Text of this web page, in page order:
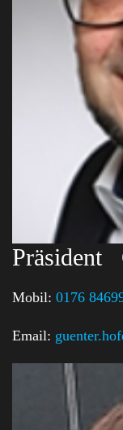
Präsident
Mobil: 0176
Email: